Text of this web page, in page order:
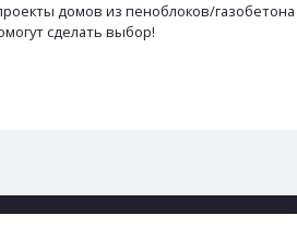
домов из пеноблоков/
сделать выбор!